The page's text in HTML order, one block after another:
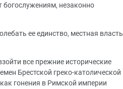
незаконно
ее единство, местная власть
все прежние исторические
Брестской греко-католической
гонения в Римской империи